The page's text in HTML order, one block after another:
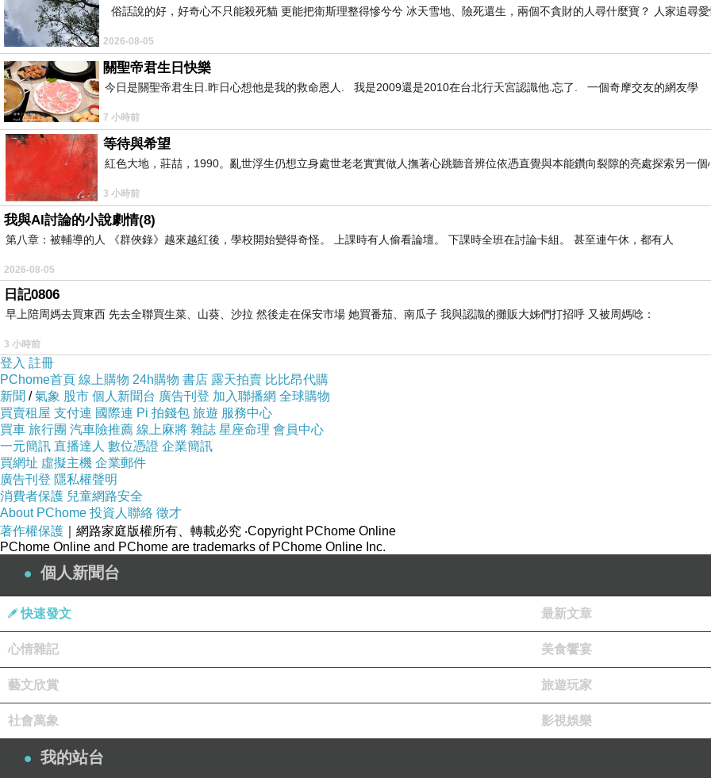
沒來到寧夏之前，總聽說寧夏是「塞上江南」，有賀蘭山、黃河、沙漠，沒想到寧夏南方的固原市還是
只有19度，根本是台灣的冬天，是附近絕佳的避暑勝地。我們搭遊覽車從銀川一路飆高速公路到固原
波峰相連。
【火石寨】在固原市西吉縣境內，處處是火紅岩石堆疊出的山巒，形勢險峻、造型各趣，在綠樹的映襯
但有令人驚豔的景觀，還有多處宗教石窟建築，但是我們抵達時天色已晚，又飄著綿綿細雨，有些景點
飛後，讚嘆如同飛進中國水墨畫中，丹霞地貌還更增添了火紅的風采。
俗話說的好，好奇心不只能殺死貓 更能把衛斯理整得慘兮兮 冰天雪地、險死還生，兩個不貪財的人尋什麼寶？ 人家追尋愛
2026-08-05
關聖帝君生日快樂
今日是關聖帝君生日.昨日心想他是我的救命恩人. 我是2009還是2010在台北行天宮認識他.忘了. 一個奇摩交友的網友學
7 小時前
等待與希望
紅色大地，莊喆，1990。亂世浮生仍想立身處世老老實實做人撫著心跳聽音辨位依憑直覺與本能鑽向裂隙的亮處探索另一
3 小時前
我與AI討論的小說劇情(8)
第八章：被輔導的人 《群俠錄》越來越紅後，學校開始變得奇怪。 上課時有人偷看論壇。 下課時全班在討論卡組。 甚至連午休，都有人
2026-08-05
日記0806
早上陪周媽去買東西 先去全聯買生菜、山葵、沙拉 然後走在保安市場 她買番茄、南瓜子 我與認識的攤販大姊們打招呼 又被周媽唸：
3 小時前
登入 註冊
PChome首頁 線上購物 24h購物 書店 露天拍賣 比比昂代購
新聞 /氣象 股市 個人新聞台 廣告刊登 加入聯播網 全球購物
買賣租屋 支付連 國際連 Pi 拍錢包 旅遊 服務中心
買車 旅行團 汽車險推薦 線上麻將 雜誌 星座命理 會員中心
一元簡訊 直播達人 數位憑證 企業簡訊
買網址 虛擬主機 企業郵件
廣告刊登 隱私權聲明
消費者保護 兒童網路安全
About PChome 投資人聯絡 徵才
著作權保護 ｜網路家庭版權所有、轉載必究 ‧Copyright PChome Online
PChome Online and PChome are trademarks of PChome Online Inc.
個人新聞台
快速發文 最新文章
心情雜記 美食饗宴
藝文欣賞 旅遊玩家
社會萬象 影視娛樂
我的站台